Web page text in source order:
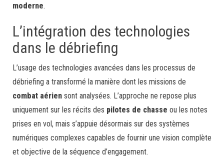
moderne.
L’intégration des technologies
dans le débriefing
L’usage des technologies avancées dans les processus de
débriefing a transformé la manière dont les missions de
combat aérien sont analysées. L’approche ne repose plus
uniquement sur les récits des pilotes de chasse ou les notes
prises en vol, mais s’appuie désormais sur des systèmes
numériques complexes capables de fournir une vision complète
et objective de la séquence d’engagement.